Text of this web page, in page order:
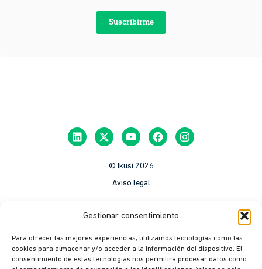
Gestionar consentimiento
Para ofrecer las mejores experiencias, utilizamos tecnologías como las
cookies para almacenar y/o acceder a la información del dispositivo. El
consentimiento de estas tecnologías nos permitirá procesar datos como
Suscribirme
© Ikusi 2026
Aviso legal
Política de Privacidad
México